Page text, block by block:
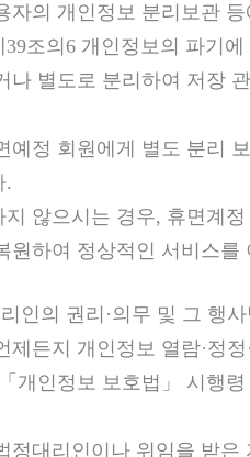
자의 개인정보 분리보관 등
조의6 개인정보의 파기
나 별도로 분리하여 저장
예정 회원에게 별도 분리
.
않으시는 경우, 휴면계
원하여 정상적인 서비스를
인의 권리·의무 및 그 행
제든지 개인정보 열람·정
개인정보 보호법」 시행
정대리인이나 위임을 받은